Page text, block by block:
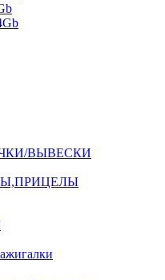
ВЫВЕСКИ